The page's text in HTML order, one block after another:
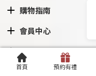
購物指南
會員中心
隱私政策
首頁 預約有禮